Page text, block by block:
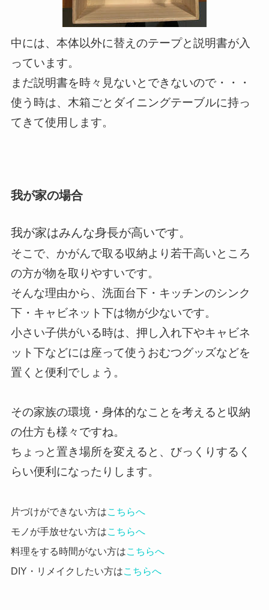
中には、本体以外に替えのテープと説明書が入
っています。
まだ説明書を時々見ないとできないので・・・
使う時は、木箱ごとダイニングテーブルに持っ
てきて使用します。
我が家の場合
我が家はみんな身長が高いです。
そこで、かがんで取る収納より若干高いところ
の方が物を取りやすいです。
そんな理由から、洗面台下・キッチンのシンク
下・キャビネット下は物が少ないです。
小さい子供がいる時は、押し入れ下やキャビネ
ット下などには座って使うおむつグッズなどを
置くと便利でしょう。
その家族の環境・身体的なことを考えると収納
の仕方も様々ですね。
ちょっと置き場所を変えると、びっくりするく
らい便利になったりします。
片づけができない方はこちらへ
モノが手放せない方はこちらへ
料理をする時間がない方はこちらへ
DIY・リメイクしたい方はこちらへ